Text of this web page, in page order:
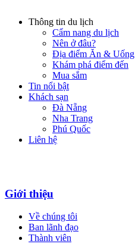
Thông tin du lịch
Cẩm nang du lịch
Nên ở đâu?
Địa điểm Ăn & Uống
Khám phá điểm đến
Mua sắm
Tin nổi bật
Khách sạn
Đà Nẵng
Nha Trang
Phú Quốc
Liên hệ
Giới thiệu
Về chúng tôi
Ban lãnh đạo
Thành viên